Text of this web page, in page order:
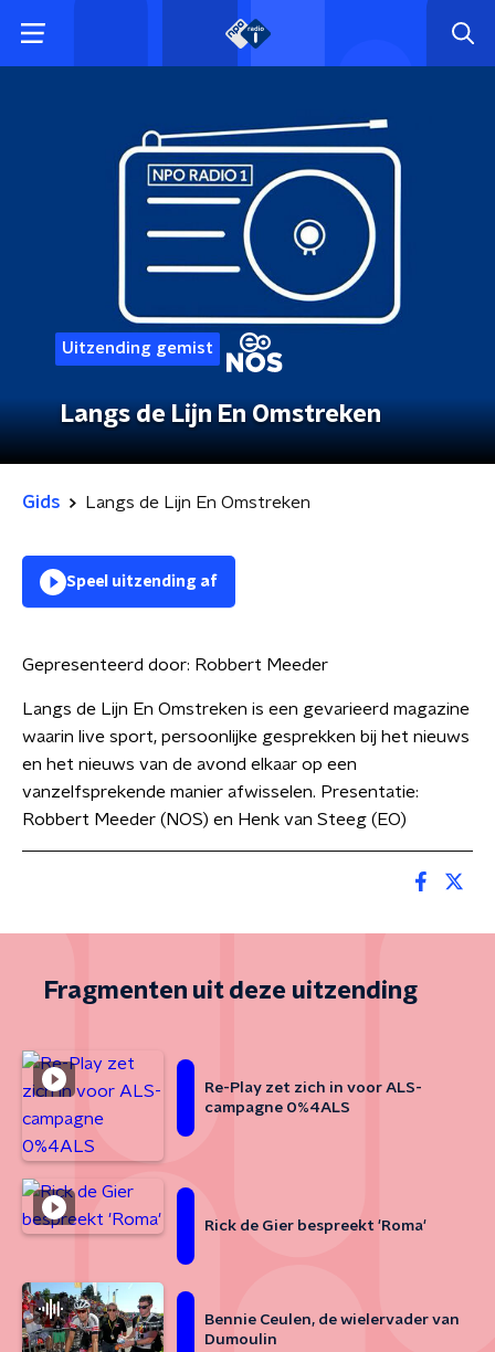
Uitzending gemist
Langs de Lijn En Omstreken
Gids Langs de Lijn En Omstreken
Speel uitzending af
Gepresenteerd door: Robbert Meeder
Langs de Lijn En Omstreken is een gevarieerd magazine
waarin live sport, persoonlijke gesprekken bij het nieuws
en het nieuws van de avond elkaar op een
vanzelfsprekende manier afwisselen. Presentatie:
Robbert Meeder (NOS) en Henk van Steeg (EO)
Fragmenten uit deze uitzending
Re-Play zet zich in voor ALS-
campagne 0%4ALS
Rick de Gier bespreekt 'Roma'
Bennie Ceulen, de wielervader van
Dumoulin